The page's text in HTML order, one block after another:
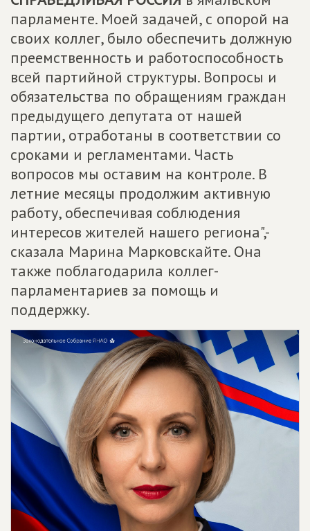
парламенте. Моей задачей, с опорой на
своих коллег, было обеспечить должную
преемственность и работоспособность
всей партийной структуры. Вопросы и
обязательства по обращениям граждан
предыдущего депутата от нашей
партии, отработаны в соответствии со
сроками и регламентами. Часть
вопросов мы оставим на контроле. В
летние месяцы продолжим активную
работу, обеспечивая соблюдения
интересов жителей нашего региона",-
сказала Марина Марковскайте. Она
также поблагодарила коллег-
парламентариев за помощь и
поддержку.